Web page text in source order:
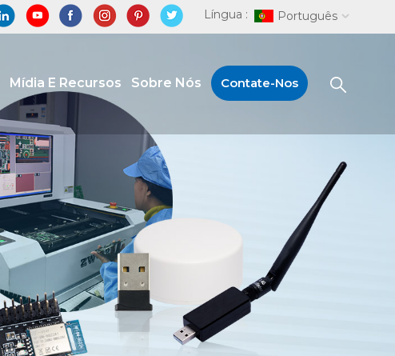
Língua : Português
Mídia E Recursos Sobre Nós Contate-Nos